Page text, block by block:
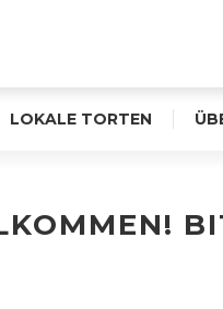
LOKALE TORTEN